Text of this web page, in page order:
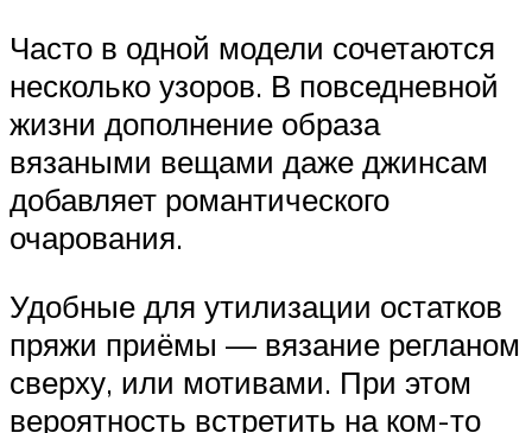
Часто в одной модели сочетаются
несколько узоров. В повседневной
жизни дополнение образа
вязаными вещами даже джинсам
добавляет романтического
очарования.
Удобные для утилизации остатков
пряжи приёмы — вязание регланом
сверху, или мотивами. При этом
вероятность встретить на ком-то